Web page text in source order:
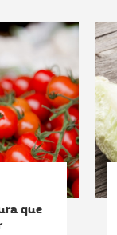
que